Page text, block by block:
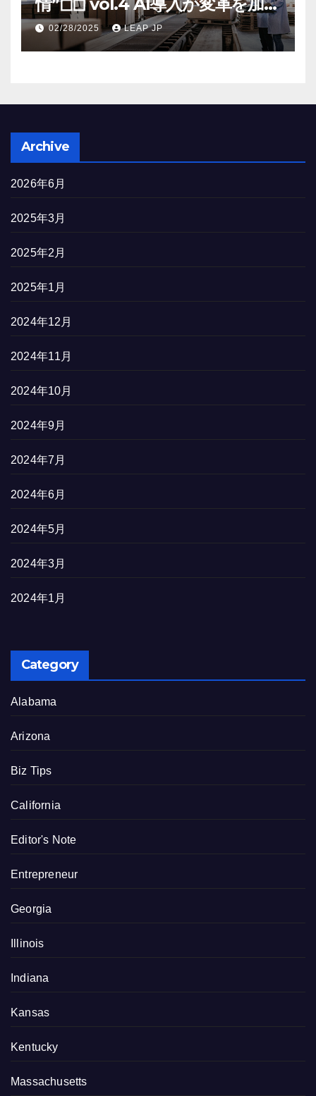
する米国製造業の最前線
02/28/2025 LEAP JP
Archive
2026年6月
2025年3月
2025年2月
2025年1月
2024年12月
2024年11月
2024年10月
2024年9月
2024年7月
2024年6月
2024年5月
2024年3月
2024年1月
Category
Alabama
Arizona
Biz Tips
California
Editor's Note
Entrepreneur
Georgia
Illinois
Indiana
Kansas
Kentucky
Massachusetts